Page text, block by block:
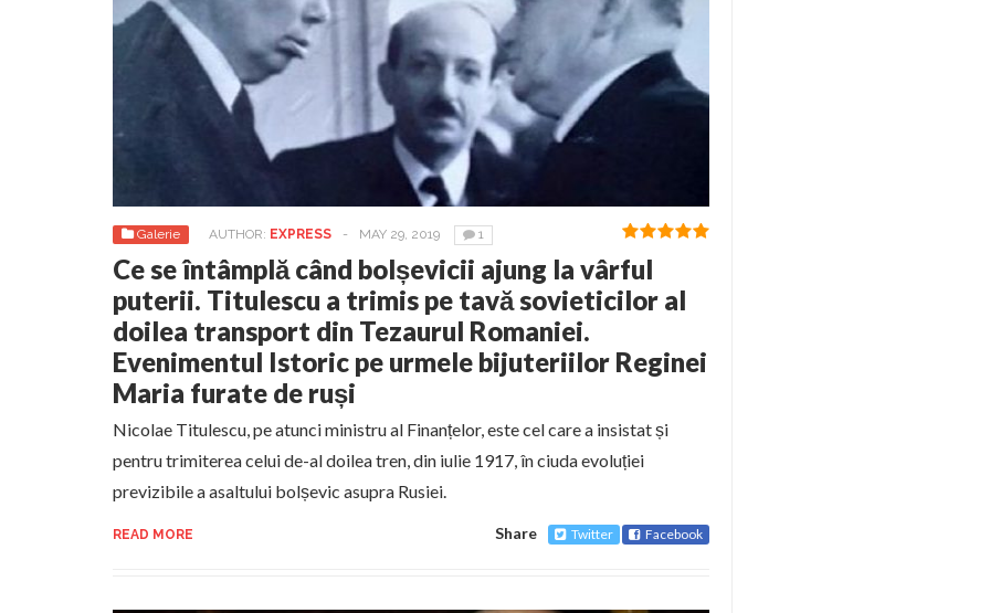
Galerie AUTHOR: EXPRESS - MAY 29, 2019 1
Ce se întâmplă când bolșevicii ajung la vârful
puterii. Titulescu a trimis pe tavă sovieticilor al
doilea transport din Tezaurul Romaniei.
Evenimentul Istoric pe urmele bijuteriilor Reginei
Maria furate de ruși
Nicolae Titulescu, pe atunci ministru al Finanțelor, este cel care a insistat și
pentru trimiterea celui de-al doilea tren, din iulie 1917, în ciuda evoluției
previzibile a asaltului bolșevic asupra Rusiei.
READ MORE Share Twitter Facebook